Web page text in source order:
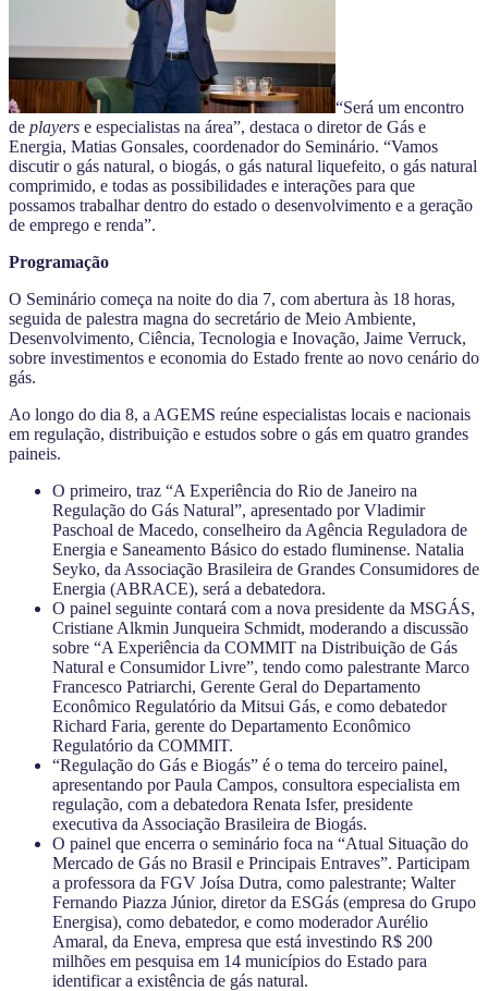
“Será um encontro
de players e especialistas na área”, destaca o diretor de Gás e
Energia, Matias Gonsales, coordenador do Seminário. “Vamos
discutir o gás natural, o biogás, o gás natural liquefeito, o gás natural
comprimido, e todas as possibilidades e interações para que
possamos trabalhar dentro do estado o desenvolvimento e a geração
de emprego e renda”.
Programação
O Seminário começa na noite do dia 7, com abertura às 18 horas,
seguida de palestra magna do secretário de Meio Ambiente,
Desenvolvimento, Ciência, Tecnologia e Inovação, Jaime Verruck,
sobre investimentos e economia do Estado frente ao novo cenário do
gás.
Ao longo do dia 8, a AGEMS reúne especialistas locais e nacionais
em regulação, distribuição e estudos sobre o gás em quatro grandes
paineis.
O primeiro, traz “A Experiência do Rio de Janeiro na
Regulação do Gás Natural”, apresentado por Vladimir
Paschoal de Macedo, conselheiro da Agência Reguladora de
Energia e Saneamento Básico do estado fluminense. Natalia
Seyko, da Associação Brasileira de Grandes Consumidores de
Energia (ABRACE), será a debatedora.
O painel seguinte contará com a nova presidente da MSGÁS,
Cristiane Alkmin Junqueira Schmidt, moderando a discussão
sobre “A Experiência da COMMIT na Distribuição de Gás
Natural e Consumidor Livre”, tendo como palestrante Marco
Francesco Patriarchi, Gerente Geral do Departamento
Econômico Regulatório da Mitsui Gás, e como debatedor
Richard Faria, gerente do Departamento Econômico
Regulatório da COMMIT.
“Regulação do Gás e Biogás” é o tema do terceiro painel,
apresentando por Paula Campos, consultora especialista em
regulação, com a debatedora Renata Isfer, presidente
executiva da Associação Brasileira de Biogás.
O painel que encerra o seminário foca na “Atual Situação do
Mercado de Gás no Brasil e Principais Entraves”. Participam
a professora da FGV Joísa Dutra, como palestrante; Walter
Fernando Piazza Júnior, diretor da ESGás (empresa do Grupo
Energisa), como debatedor, e como moderador Aurélio
Amaral, da Eneva, empresa que está investindo R$ 200
milhões em pesquisa em 14 municípios do Estado para
identificar a existência de gás natural.